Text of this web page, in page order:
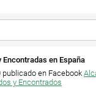
en España
en Facebook
y Encontrados